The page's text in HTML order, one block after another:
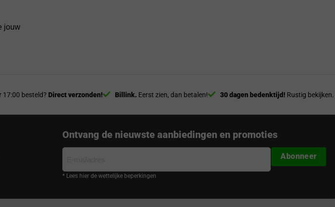
jouw
17:00 besteld? Direct verzonden! Billink. Eerst zien, dan betalen! 30 dagen bedenktijd! Rustig bekijken.
Ontvang de nieuwste aanbiedingen en promoties
* Lees hier de wettelijke beperkingen
Abonneer